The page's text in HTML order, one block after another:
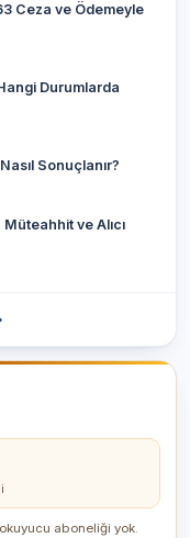
Ceza ve Ödemeyle
Durumlarda
Sonuçlanır?
ve Alıcı
aboneliği yok.